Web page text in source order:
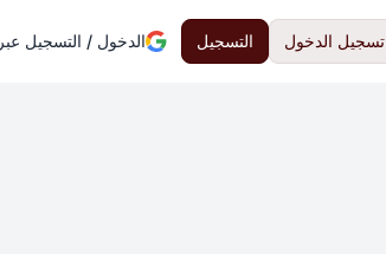
تسجيل الدخول التسجيل الدخول / التسجيل عبر Google